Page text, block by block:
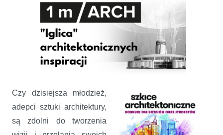
Czy dzisiejsza młodzież,
adepci sztuki architektury,
są zdolni do tworzenia